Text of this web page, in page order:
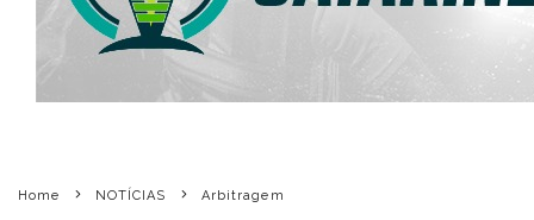
Home NOTÍCIAS Arbitragem